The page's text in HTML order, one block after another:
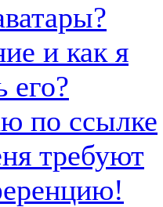
и как я
его?
по ссылке
требуют